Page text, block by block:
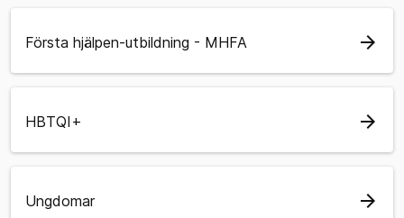
Första hjälpen-utbildning - MHFA arrow_forward
HBTQI+ arrow_forward
Ungdomar arrow_forward